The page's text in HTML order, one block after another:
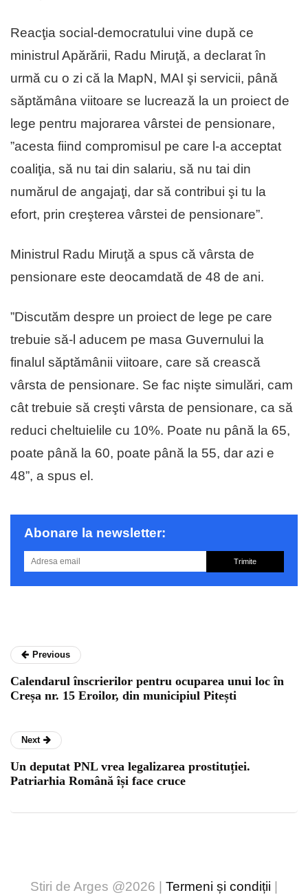
Reacţia social-democratului vine după ce
ministrul Apărării, Radu Miruţă, a declarat în
urmă cu o zi că la MapN, MAI şi servicii, până
săptămâna viitoare se lucrează la un proiect de
lege pentru majorarea vârstei de pensionare,
”acesta fiind compromisul pe care l-a acceptat
coaliţia, să nu tai din salariu, să nu tai din
numărul de angajaţi, dar să contribui şi tu la
efort, prin creşterea vârstei de pensionare”.
Ministrul Radu Miruţă a spus că vârsta de
pensionare este deocamdată de 48 de ani.
”Discutăm despre un proiect de lege pe care
trebuie să-l aducem pe masa Guvernului la
finalul săptămânii viitoare, care să crească
vârsta de pensionare. Se fac nişte simulări, cam
cât trebuie să creşti vârsta de pensionare, ca să
reduci cheltuielile cu 10%. Poate nu până la 65,
poate până la 60, poate până la 55, dar azi e
48”, a spus el.
Abonare la newsletter:
Trimite
Previous
Calendarul înscrierilor pentru ocuparea unui loc în
Creșa nr. 15 Eroilor, din municipiul Pitești
Next
Un deputat PNL vrea legalizarea prostituției.
Patriarhia Română își face cruce
Stiri de Arges @2026 | Termeni și condiții |